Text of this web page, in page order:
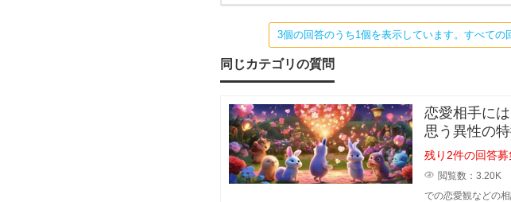
周り
に
も"な
んか
この
割合
ル
は、
一旦
3個の回答のうち1個を表示しています。すべての
同じカテゴリの質問
恋愛相手に
思う異性の特徴
をしている
残り2件の回答募
閲覧数：3.20K
での恋愛観などの